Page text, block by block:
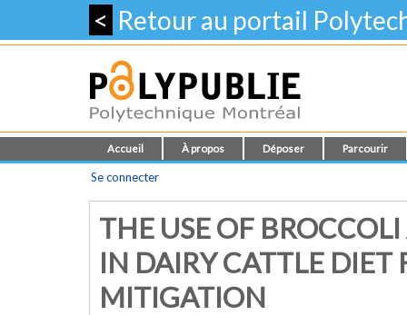
< Retour au portail
Accueil À propos Déposer Parcourir
Se connecter
THE USE OF
IN DAIRY CATTLE
MITIGATION